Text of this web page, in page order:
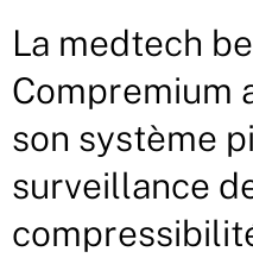
La medtech
Compremium
son système
surveillance